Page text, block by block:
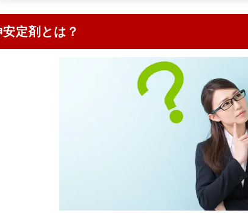
定剤とは？